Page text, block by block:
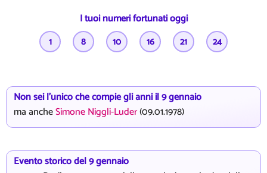
I tuoi numeri fortunati oggi
1 8 10 16 21 24
Non sei l'unico che compie gli anni il 9 gennaio
ma ancheSimone Niggli-Luder(09.01.1978)
Evento storico del 9 gennaio